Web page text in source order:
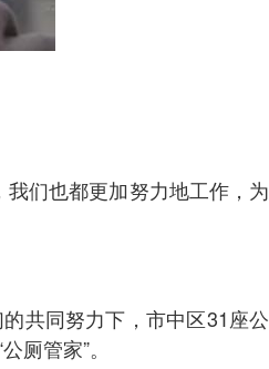
们也都更加努力地工作，为
共同努力下，市中区31座公
厕管家”。